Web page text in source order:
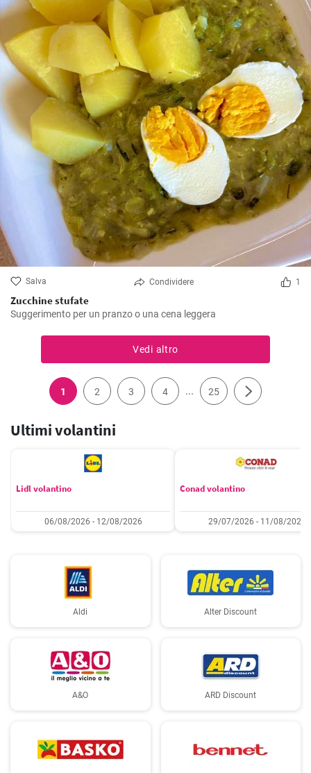
Salva Condividere 1
Zucchine stufate
Suggerimento per un pranzo o una cena leggera
Vedi altro
1 2 3 4 ... 25
Ultimi volantini
Lidl volantino
06/08/2026 - 12/08/2026
Conad volantino
29/07/2026 - 11/08/2026
Aldi Alter Discount
A&O ARD Discount